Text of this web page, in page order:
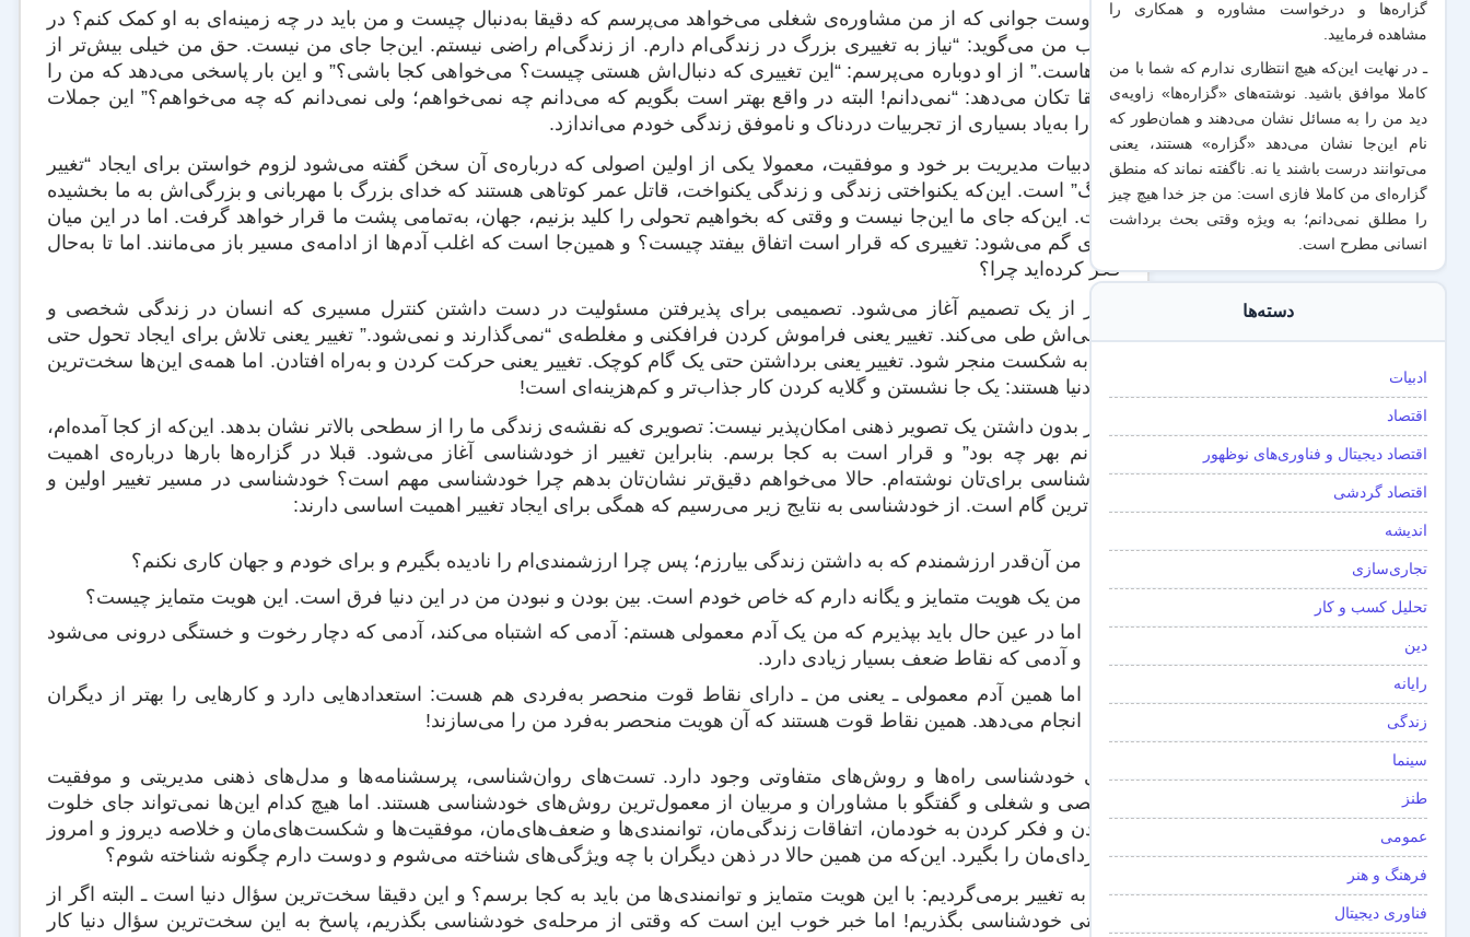
از دوست جوانی که از من مشاوره‌ی شغلی می‌خواهد می‌پرسم که دقیقا به‌دنبال چیست و من باید در چه زمینه‌ای به او کمک کنم؟ در
جواب من می‌گوید: “نیاز به تغییری بزرگ در زندگی‌ام دارم. از زندگی‌ام راضی نیستم. این‌جا جای من نیست. حق من خیلی بیش‌تر از
این‌هاست.” از او دوباره می‌پرسم: “این تغییری که دنبال‌اش هستی چیست؟ می‌خواهی کجا باشی؟” و این بار پاسخی می‌دهد که من را
عمیقا تکان می‌دهد: “نمی‌دانم! البته در واقع بهتر است بگویم که می‌دانم چه نمی‌خواهم؛ ولی نمی‌دانم که چه می‌خواهم؟” این جملات
من را به‌یاد بسیاری از تجربیات دردناک و ناموفق زندگی خودم می‌اندازد.
در ادبیات مدیریت بر خود و موفقیت، معمولا یکی از اولین اصولی که درباره‌ی آن سخن گفته می‌شود لزوم خواستن برای ایجاد “تغییر
بزرگ” است. این‌که یکنواختی زندگی و زندگی یکنواخت، قاتل عمر کوتاهی هستند که خدای بزرگ با مهربانی و بزرگی‌اش به ما بخشیده
است. این‌که جای ما این‌جا نیست و وقتی که بخواهیم تحولی را کلید بزنیم، جهان، به‌تمامی پشت ما قرار خواهد گرفت. اما در این میان
چیزی گم می‌شود: تغییری که قرار است اتفاق بیفتد چیست؟ و همین‌جا است که اغلب آدم‌ها از ادامه‌ی مسیر باز می‌مانند. اما تا به‌حال
فکر کرده‌اید چرا؟
تغییر از یک تصمیم آغاز می‌شود. تصمیمی برای پذیرفتن مسئولیت در دست داشتن کنترل مسیری که انسان در زندگی شخصی و
شغلی‌اش طی می‌کند. تغییر یعنی فراموش کردن فرافکنی و مغلطه‌ی “نمی‌گذارند و نمی‌شود.” تغییر یعنی تلاش برای ایجاد تحول حتی
اگر به شکست منجر شود. تغییر یعنی برداشتن حتی یک گام کوچک. تغییر یعنی حرکت کردن و به‌راه افتادن. اما همه‌ی این‌ها سخت‌ترین
کار دنیا هستند: یک جا نشستن و گلایه کردن کار جذاب‌تر و کم‌هزینه‌ای است!
تغییر بدون داشتن یک تصویر ذهنی امکان‌پذیر نیست: تصویری که نقشه‌ی زندگی ما را از سطحی بالاتر نشان بدهد. این‌که از کجا آمده‌ام،
“آمدنم بهر چه بود” و قرار است به کجا برسم. بنابراین تغییر از خودشناسی آغاز می‌شود. قبلا در گزاره‌ها بارها درباره‌ی اهمیت
خودشناسی برای‌تان نوشته‌ام. حالا می‌خواهم دقیق‌تر نشان‌تان بدهم چرا خودشناسی مهم است؟ خودشناسی در مسیر تغییر اولین و
مهم‌ترین گام است. از خودشناسی به نتایج زیر می‌رسیم که همگی برای ایجاد تغییر اهمیت اساسی دارند:
من آن‌قدر ارزشمندم که به داشتن زندگی بیارزم؛ پس چرا ارزشمندی‌ام را نادیده بگیرم و برای خودم و جهان کاری نکنم؟
من یک هویت متمایز و یگانه دارم که خاص خودم است. بین بودن و نبودن من در این دنیا فرق است. این هویت متمایز چیست؟
اما در عین حال باید بپذیرم که من یک آدم معمولی هستم: آدمی که اشتباه می‌کند، آدمی که دچار رخوت و خستگی درونی می‌شود
و آدمی که نقاط ضعف بسیار زیادی دارد.
اما همین آدم معمولی ـ یعنی من ـ دارای نقاط قوت منحصر به‌فردی هم هست: استعدادهایی دارد و کارهایی را بهتر از دیگران
انجام می‌دهد. همین نقاط قوت هستند که آن هویت منحصر به‌فرد من را می‌سازند!
برای خودشناسی راه‌ها و روش‌های متفاوتی وجود دارد. تست‌های روان‌شناسی، پرسشنامه‌ها و مدل‌های ذهنی مدیریتی و موفقیت
شخصی و شغلی و گفتگو با مشاوران و مربیان از معمول‌ترین روش‌های خودشناسی هستند. اما هیچ کدام این‌ها نمی‌تواند جای خلوت
گزیدن و فکر کردن به خودمان، اتفاقات زندگی‌مان، توانمندی‌ها و ضعف‌های‌مان، موفقیت‌ها و شکست‌های‌مان و خلاصه دیروز و امروز
و فردای‌مان را بگیرد. این‌که من همین حالا در ذهن دیگران با چه ویژگی‌های شناخته می‌شوم و دوست دارم چگونه شناخته شوم؟
حالا به تغییر برمی‌گردیم: با این هویت متمایز و توانمندی‌ها من باید به کجا برسم؟ و این دقیقا سخت‌ترین سؤال دنیا است ـ البته اگر از
سختی خودشناسی بگذریم! اما خبر خوب این است که وقتی از مرحله‌ی خودشناسی بگذریم، پاسخ به این سخت‌ترین سؤال دنیا کار
گزاره‌ها و درخواست مشاوره و همکاری را
مشاهده فرمایید.
ـ در نهایت این‌که هیچ انتظاری ندارم که شما با من
کاملا موافق باشید. نوشته‌های «گزاره‌ها» زاویه‌ی
دید من را به مسائل نشان می‌دهند و همان‌طور که
نام این‌جا نشان می‌دهد «گزاره‌» هستند، یعنی
می‌توانند درست باشند یا نه. ناگفته نماند که منطق
گزاره‌ای من کاملا فازی است: من جز خدا هیچ چیز
را مطلق نمی‌دانم؛ به ویژه وقتی بحث برداشت
انسانی مطرح است.
دسته‌ها
ادبیات
اقتصاد
اقتصاد دیجیتال و فناوری‌های نوظهور
اقتصاد گردشی
اندیشه
تجاری‌سازی
تحلیل کسب و کار
دین
رایانه
زندگی
سینما
طنز
عمومی
فرهنگ و هنر
فناوری دیجیتال